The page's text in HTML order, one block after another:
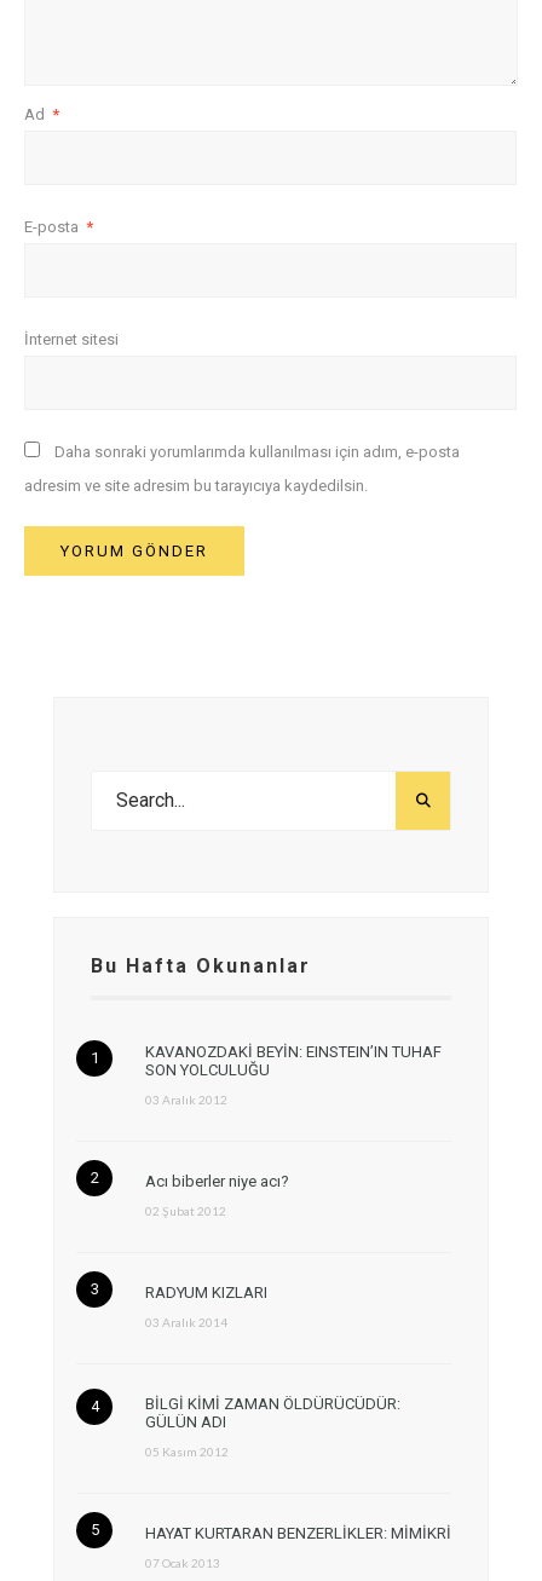
Ad *
E-posta *
İnternet sitesi
Daha sonraki yorumlarımda kullanılması için adım, e-posta
adresim ve site adresim bu tarayıcıya kaydedilsin.
Bu Hafta Okunanlar
KAVANOZDAKİ BEYİN: EINSTEIN’IN TUHAF
SON YOLCULUĞU
03 Aralık 2012
Acı biberler niye acı?
02 Şubat 2012
RADYUM KIZLARI
03 Aralık 2014
BİLGİ KİMİ ZAMAN ÖLDÜRÜCÜDÜR:
GÜLÜN ADI
05 Kasım 2012
HAYAT KURTARAN BENZERLİKLER: MİMİKRİ
07 Ocak 2013